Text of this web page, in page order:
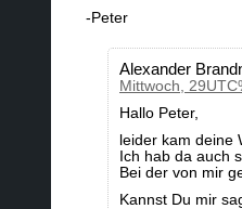
-Peter
Alexander
Mittwoch,
Hallo Peter,
leider kam deine
Ich hab da auch
Bei der von mir
Kannst Du mir